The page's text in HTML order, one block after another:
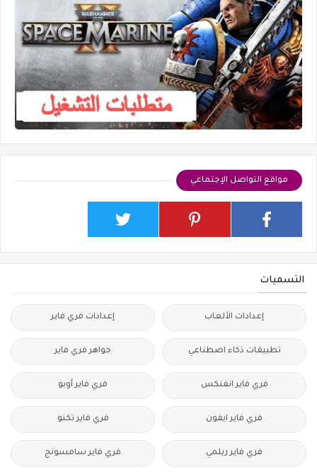
مواقع التواصل الإجتماعي
التسميات
إعدادات الألعاب إعدادات فري فاير
تطبيقات ذكاء اصطناعي جواهر فري فاير
فري فاير انفنكس فري فاير أوبو
فري فاير ايفون فري فاير تكنو
فري فاير ريلمي فري فاير سامسونج